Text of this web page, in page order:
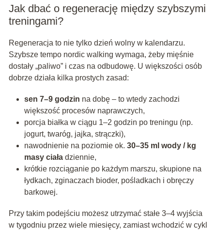
Jak dbać o regenerację między szybszymi
treningami?
Regeneracja to nie tylko dzień wolny w kalendarzu.
Szybsze tempo nordic walking wymaga, żeby mięśnie
dostały „paliwo” i czas na odbudowę. U większości osób
dobrze działa kilka prostych zasad:
sen 7–9 godzin na dobę – to wtedy zachodzi
większość procesów naprawczych,
porcja białka w ciągu 1–2 godzin po treningu (np.
jogurt, twaróg, jajka, strączki),
nawodnienie na poziomie ok. 30–35 ml wody / kg
masy ciaładziennie,
krótkie rozciąganie po każdym marszu, skupione na
łydkach, zginaczach bioder, pośladkach i obręczy
barkowej.
Przy takim podejściu możesz utrzymać stałe 3–4 wyjścia
w tygodniu przez wiele miesięcy, zamiast wchodzić w cykl